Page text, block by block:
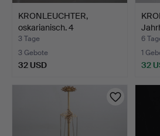
KRONLEUCHTER,
oskarianisch. 4
Lichtpunkte,…
3 Tage
3 Gebote
32 USD
6
1
32